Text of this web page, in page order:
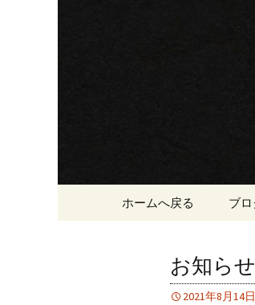
三重
登里
コンテンツへ移動
ホームへ戻る ブ
お知らせ
2021年8月14日